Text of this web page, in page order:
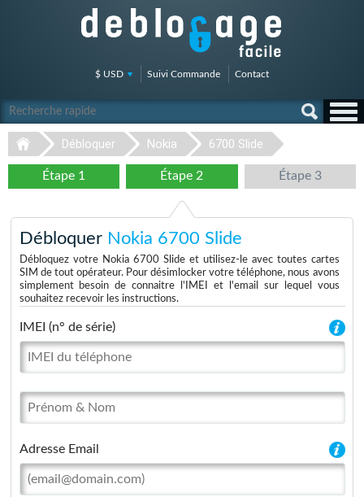
$ USD Suivi Commande Contact
Débloquer Nokia 6700 Slide
Étape 1 Étape 2 Étape 3
Débloquer Nokia 6700 Slide
Débloquez votre Nokia 6700 Slide et utilisez-le avec toutes cartes
SIM de tout opérateur. Pour désimlocker votre téléphone, nous avons
simplement besoin de connaitre l'IMEI et l'email sur lequel vous
souhaitez recevoir les instructions.
IMEI (n° de série)
Adresse Email